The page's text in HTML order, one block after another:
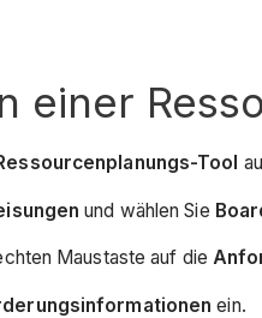
einer
Tool
und wählen Sie
Maustaste auf die
ein.